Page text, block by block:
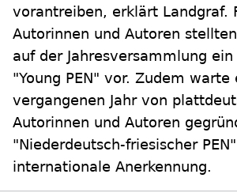
vorantreiben, erklärt Landgraf.
Autorinnen und Autoren
auf der Jahresversammlung ein
"Young PEN" vor. Zudem warte
vergangenen Jahr von
Autorinnen und Autoren
"Niederdeutsch-friesischer
internationale Anerkennung.